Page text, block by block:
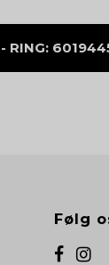
RING:
Følg